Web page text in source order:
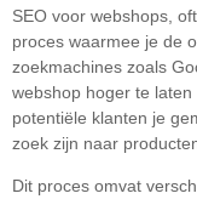
SEO voor webshops,
proces waarmee je de
zoekmachines zoals
webshop hoger te
potentiële klanten je
zoek zijn naar
Dit proces omvat